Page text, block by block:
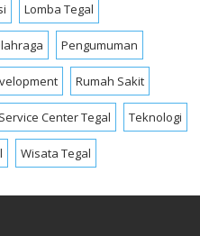
Lomba Tegal
Pengumuman
Rumah Sakit
Service Center Tegal Teknologi
Wisata Tegal